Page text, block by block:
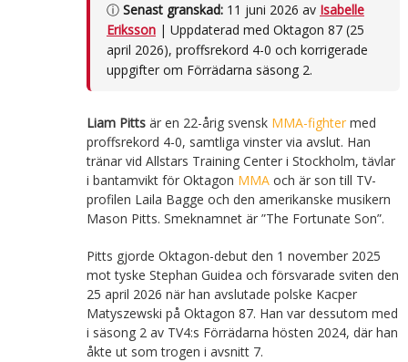
ⓘ Senast granskad:11 juni 2026 av Isabelle
Eriksson| Uppdaterad med Oktagon 87 (25
april 2026), proffsrekord 4-0 och korrigerade
uppgifter om Förrädarna säsong 2.
Liam Pittsär en 22-årig svensk MMA-fightermed
proffsrekord 4-0, samtliga vinster via avslut. Han
tränar vid Allstars Training Center i Stockholm, tävlar
i bantamvikt för Oktagon MMAoch är son till TV-
profilen Laila Bagge och den amerikanske musikern
Mason Pitts. Smeknamnet är ”The Fortunate Son”.
Pitts gjorde Oktagon-debut den 1 november 2025
mot tyske Stephan Guidea och försvarade sviten den
25 april 2026 när han avslutade polske Kacper
Matyszewski på Oktagon 87. Han var dessutom med
i säsong 2 av TV4:s Förrädarna hösten 2024, där han
åkte ut som trogen i avsnitt 7.